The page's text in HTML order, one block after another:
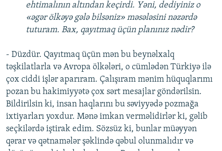
ehtimalının altından keçirdi. Yəni, dediyiniz o
«əgər ölkəyə gələ bilsəniz» məsələsini nəzərdə
tuturam. Bax, qayıtmaq üçün planınız nədir?
- Düzdür. Qayıtmaq üçün mən bu beynəlxalq
təşkilatlarla və Avropa ölkələri, o cümlədən Türkiyə ilə
çox ciddi işlər aparıram. Çalışıram mənim hüquqlarımı
pozan bu hakimiyyətə çox sərt mesajlar göndərilsin.
Bildirilsin ki, insan haqlarını bu səviyyədə pozmağa
ixtiyarları yoxdur. Mənə imkan verməlidirlər ki, gəlib
seçkilərdə iştirak edim. Sözsüz ki, bunlar müəyyən
qərar və qətnamələr şəklində qəbul olunmalıdır və